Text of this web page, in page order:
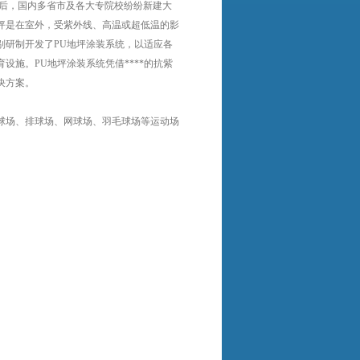
，国内多省市及各大专院校纷纷新建大
在室外，受紫外线、高温或超低温的影
制开发了PU地坪涂装系统，以适应各
设施。PU地坪涂装系统凭借****的抗紫
案。
、排球场、网球场、羽毛球场等运动场